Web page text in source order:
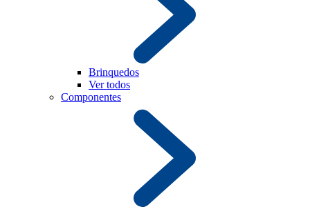
Brinquedos
Ver todos
Componentes